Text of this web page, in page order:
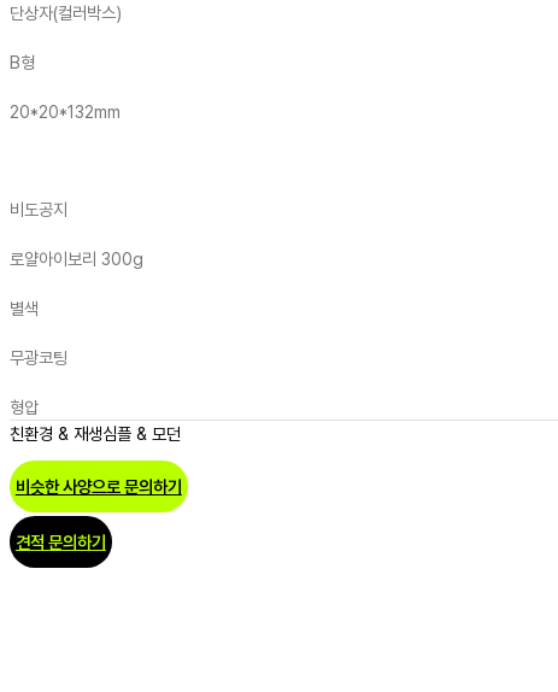
단상자(컬러박스)
B형
20*20*132mm
비도공지
로얄아이보리 300g
별색
무광코팅
형압
친환경 & 재생심플 & 모던
비슷한 사양으로 문의하기
견적 문의하기